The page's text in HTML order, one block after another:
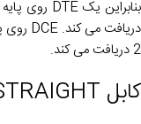
2 دریافت می کند.
کابل STRAIGHT